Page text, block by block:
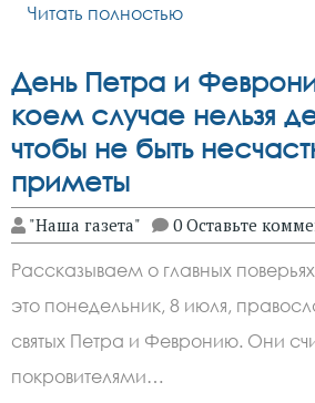
Читать полностью
День Петра и
коем случае нельзя
чтобы не быть
приметы
"Наша газета" 0 Оставьте
Рассказываем о главных
это понедельник, 8 июля,
святых Петра и Февронию. Они
покровителями…